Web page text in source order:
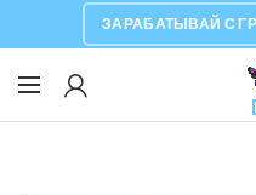
ЗАРАБАТЫВАЙ С